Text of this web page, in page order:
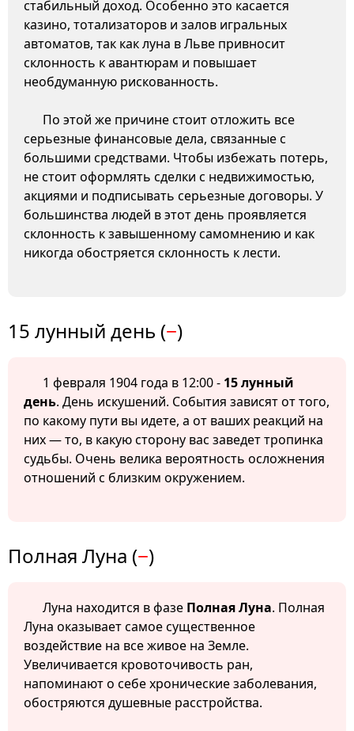
стабильный доход. Особенно это касается
казино, тотализаторов и залов игральных
автоматов, так как луна в Льве привносит
склонность к авантюрам и повышает
необдуманную рискованность.
По этой же причине стоит отложить все
серьезные финансовые дела, связанные с
большими средствами. Чтобы избежать потерь,
не стоит оформлять сделки с недвижимостью,
акциями и подписывать серьезные договоры. У
большинства людей в этот день проявляется
склонность к завышенному самомнению и как
никогда обостряется склонность к лести.
15 лунный день (−)
1 февраля 1904 года в 12:00 - 15 лунный
день. День искушений. События зависят от того,
по какому пути вы идете, а от ваших реакций на
них — то, в какую сторону вас заведет тропинка
судьбы. Очень велика вероятность осложнения
отношений с близким окружением.
Полная Луна (−)
Луна находится в фазе Полная Луна. Полная
Луна оказывает самое существенное
воздействие на все живое на Земле.
Увеличивается кровоточивость ран,
напоминают о себе хронические заболевания,
обостряются душевные расстройства.